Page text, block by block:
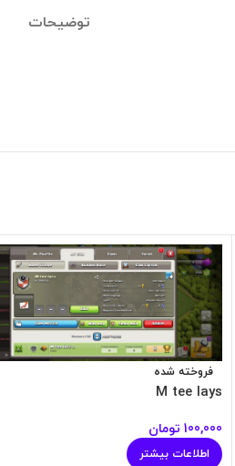
توضیحات
فروخته شده
M tee lays
100,000 تومان
اطلاعات بیشتر